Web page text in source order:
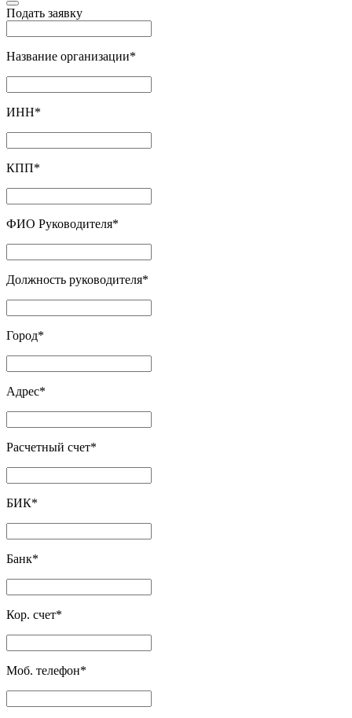
Подать заявку
Название организации*
ИНН*
КПП*
ФИО Руководителя*
Должность руководителя*
Город*
Адрес*
Расчетный счет*
БИК*
Банк*
Кор. счет*
Моб. телефон*